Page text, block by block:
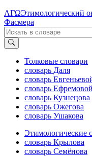
ΛΓΩЭтимологический
Фасмера
Толковые словари
словарь Даля
словарь
словарь Ефремовой
словарь Кузнецова
словарь Ожегова
словарь Ушакова
Этимологические
словарь Крылова
словарь Семёнова